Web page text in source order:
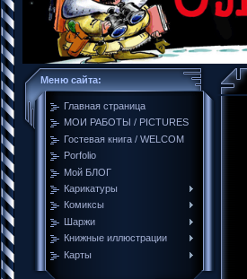
Меню сайта:
Главная страница
МОИ РАБОТЫ / PICTURES
Гостевая книга / WELCOM
Porfolio
Мой БЛОГ
Карикатуры
Комиксы
Шаржи
Книжные иллюстрации
Карты